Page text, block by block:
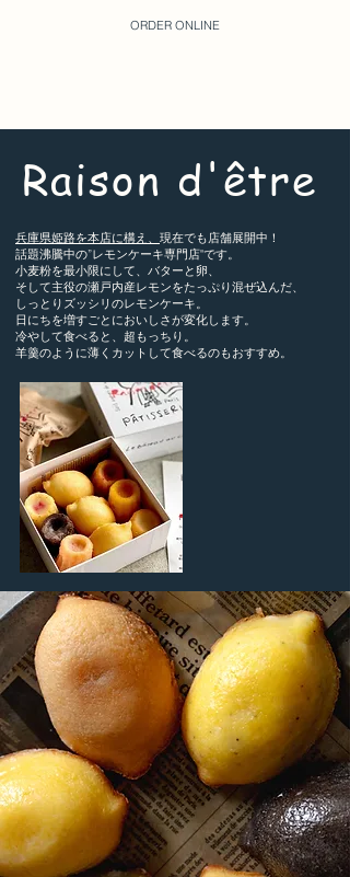
ORDER ONLINE
Raison d'être
兵庫県姫路を本店に構え、 現在でも店舗展開中！
話題沸騰中の”レモンケーキ専門店"です。
小麦粉を最小限にして、バターと卵、
そして主役の瀬戸内産レモンをたっぷり混ぜ込んだ、
しっとりズッシリのレモンケーキ。
日にちを増すごとにおいしさが変化します。
冷やして食べると、超もっちり。
羊羹のように薄くカットして食べるのもおすすめ。